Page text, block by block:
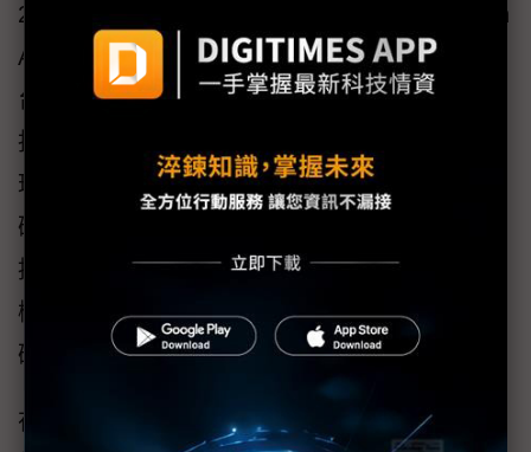
2023年Muse Design Award與TITAN Innovation
Awards國際大獎，以資料中心維護便利性與機
台穩定性為設計理念，加上卓越的散熱設計與
抗乘載機構設計，廣泛獲得產品設計獎項及全
球客戶認同。Tri-load Series前側與雙側三邊硬
碟配置的創新設計，最多可裝載48顆硬碟並支
援NVMe SSD，結合獨家研發的風流導引散熱
機制，為用戶帶來延長硬碟使用壽命、增進硬
碟維修便利性等多重效益。
在Edge的展示，則以短機箱邊緣運算伺服器機